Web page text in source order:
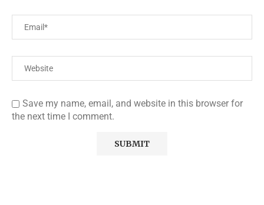
Save my name, email, and website in this browser for
the next time I comment.